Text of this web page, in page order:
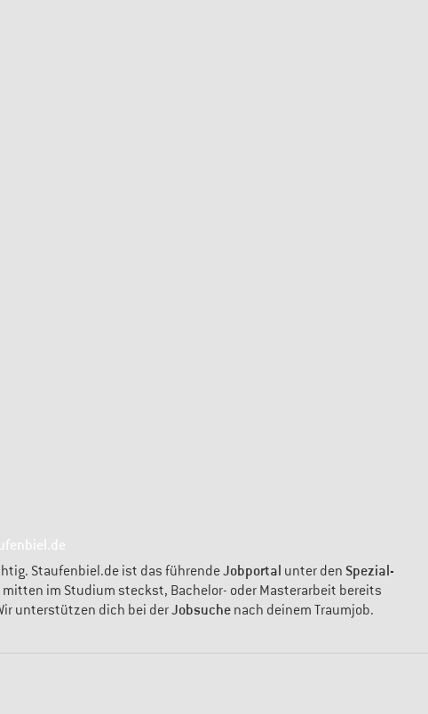
Staufenbiel.de ist das führendeJobportal unter den Spezial-
im Studium steckst, Bachelor- oder Masterarbeit bereits
unterstützen dich bei derJobsuche nach deinem Traumjob.